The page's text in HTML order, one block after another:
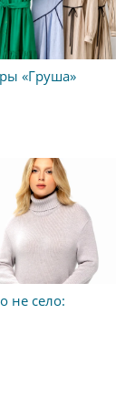
«Груша»
не село: